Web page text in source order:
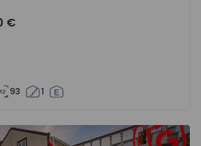
€
93 1
Santa Bárbara - 1575125 - 1